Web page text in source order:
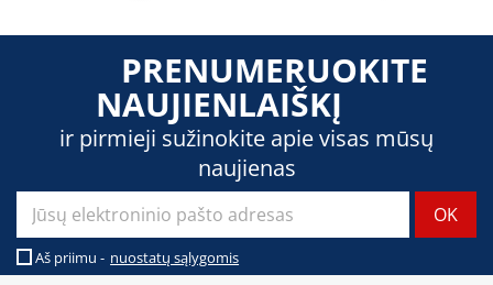
PRENUMERUOKITE
NAUJIENLAIŠKĮ
ir pirmieji sužinokite apie visas mūsų
naujienas
Aš priimu - nuostatų sąlygomis